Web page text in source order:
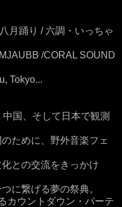
月踊り / 六調・いっちゃ
/CORAL SOUND
Tokyo...
国、そして日本で観測
ために、野外音楽フェ
との交流をきっかけ
に繋げる夢の祭典。
カウントダウン・パーテ